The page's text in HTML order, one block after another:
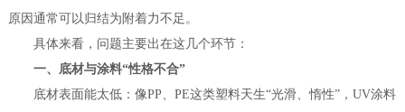
原因通常可以归结为附着力不足。
具体来看，问题主要出在这几个环节：
一、底材与涂料“性格不合”
底材表面能太低：像PP、PE这类塑料天生“光滑、惰性”，UV涂料